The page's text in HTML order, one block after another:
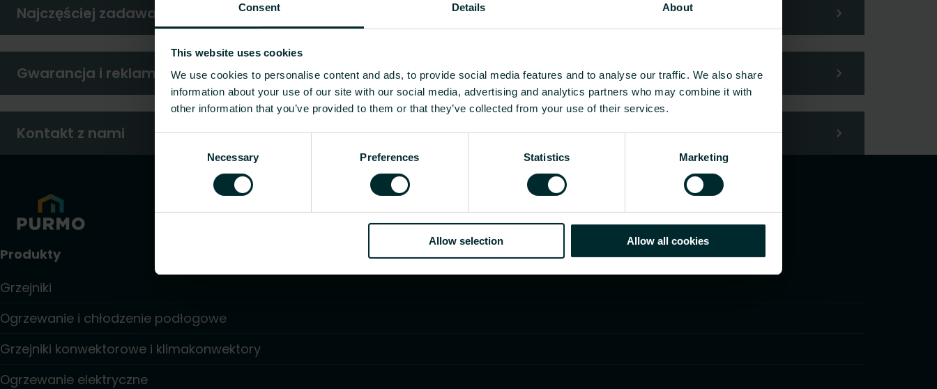
Consent Details About
This website uses cookies
We use cookies to personalise content and ads, to provide social media features and to analyse our traffic. We also share
information about your use of our site with our social media, advertising and analytics partners who may combine it with
other information that you’ve provided to them or that they’ve collected from your use of their services.
Necessary Preferences Statistics Marketing
Allow selection Allow all cookies
Najczęściej zadawane pytania
Gwarancja i reklamacje
Kontakt z nami
Produkty
Grzejniki
Ogrzewanie i chłodzenie podłogowe
Grzejniki konwektorowe i klimakonwektory
Ogrzewanie elektryczne